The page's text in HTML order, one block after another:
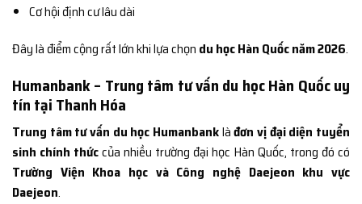
Cơ hội định cư lâu dài
Đây là điểm cộng rất lớn khi lựa chọn du học Hàn Quốc năm 2026.
Humanbank – Trung tâm tư vấn du học Hàn Quốc uy
tín tại Thanh Hóa
Trung tâm tư vấn du học Humanbanklàđơn vị đại diện tuyển
sinh chính thứccủa nhiều trường đại học Hàn Quốc, trong đó có
Trường Viện Khoa học và Công nghệ Daejeon khu vực
Daejeon.